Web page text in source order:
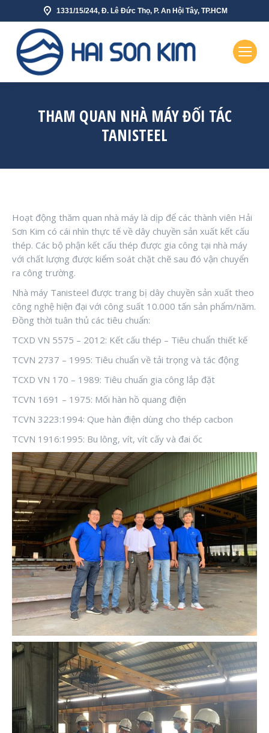
1331/15/244, Đ. Lê Đức Thọ, P. An Hội Tây, TP.HCM
THAM QUAN NHÀ MÁY ĐỐI TÁC
TANISTEEL
Hoạt động thăm quan nhà máy là dịp để các thành viên Hải
Sơn Kim có cái nhìn thực tế về dây chuyền sản xuất kết cấu
thép. Các bộ phận kết cấu thép được gia công tại nhà máy
với chất lượng được kiểm soát chặt chẽ sau đó vận chuyển
ra công trường.
Nhà máy Tanisteel được trang bị dây chuyền sản xuất theo
công nghệ hiện đại với công suất 10.000 tấn sản phẩm/năm.
Đồng thời tuân thủ các tiêu chuẩn:
TCXD VN 5575 – 2012: Kết cấu thép – Tiêu chuẩn thiết kế
TCVN 2737 – 1995: Tiêu chuẩn về tải trọng và tác động
TCXD VN 170 – 1989: Tiêu chuẩn gia công lắp đặt
TCVN 1691 – 1975: Mối hàn hồ quang điện
TCVN 3223:1994: Que hàn điện dùng cho thép cacbon
TCVN 1916:1995: Bu lông, vít, vít cấy và đai ốc